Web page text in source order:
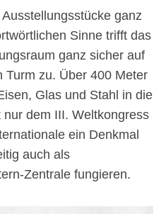
ganz
Sinne trifft das
ganz sicher auf
Turm zu. Über 400 Meter
Glas und Stahl in die
dem III. Weltkongress
ein Denkmal
auch als
Zentrale fungieren.